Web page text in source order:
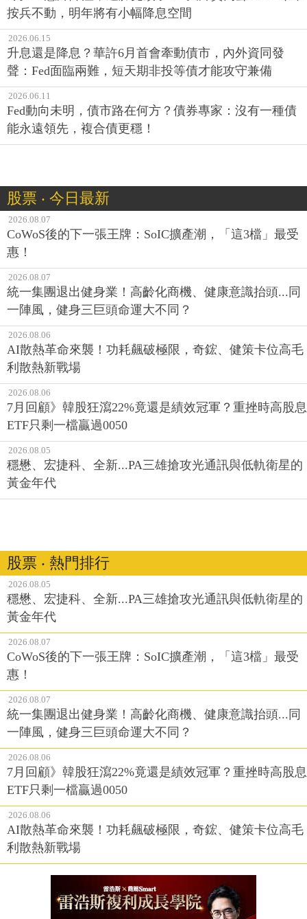
按兵不動，明年將有小幅降息空間
2026.06.15
升息還是降息？華許6月首會牽動債市，內外資同發
聲：Fed面臨兩難，短天期非投等債才能攻守兼備
2026.06.11
Fed動向未明，債市路在何方？債券專家：沒有一種債
能永遠領先，複合債更穩！
股票 ‧ 今日最新
2026.08.07
CoWoS後的下一張王牌：SoIC擴產潮，「這3檔」最受
惠！
2026.08.07
統一集團退出健身業！高齡化商機、健康意識抬頭...同
一陣風，健身三巨頭命運大不同？
2026.08.06
AI散熱革命來襲！功耗飆破極限，奇鋐、健策卡位高毛
利散熱新戰場
2026.08.06
7月回顧》韓股狂瀉22%竟還是績效冠軍？重挫時高股息
ETF只剩一檔贏過0050
2026.08.05
穩懋、宏捷科、全新...PA三雄搶攻光通訊與低軌衛星的
黃金年代
股票 ‧ 熱門排行
2026.08.05
穩懋、宏捷科、全新...PA三雄搶攻光通訊與低軌衛星的
黃金年代
2026.08.07
CoWoS後的下一張王牌：SoIC擴產潮，「這3檔」最受
惠！
2026.08.07
統一集團退出健身業！高齡化商機、健康意識抬頭...同
一陣風，健身三巨頭命運大不同？
2026.08.06
7月回顧》韓股狂瀉22%竟還是績效冠軍？重挫時高股息
ETF只剩一檔贏過0050
2026.08.06
AI散熱革命來襲！功耗飆破極限，奇鋐、健策卡位高毛
利散熱新戰場